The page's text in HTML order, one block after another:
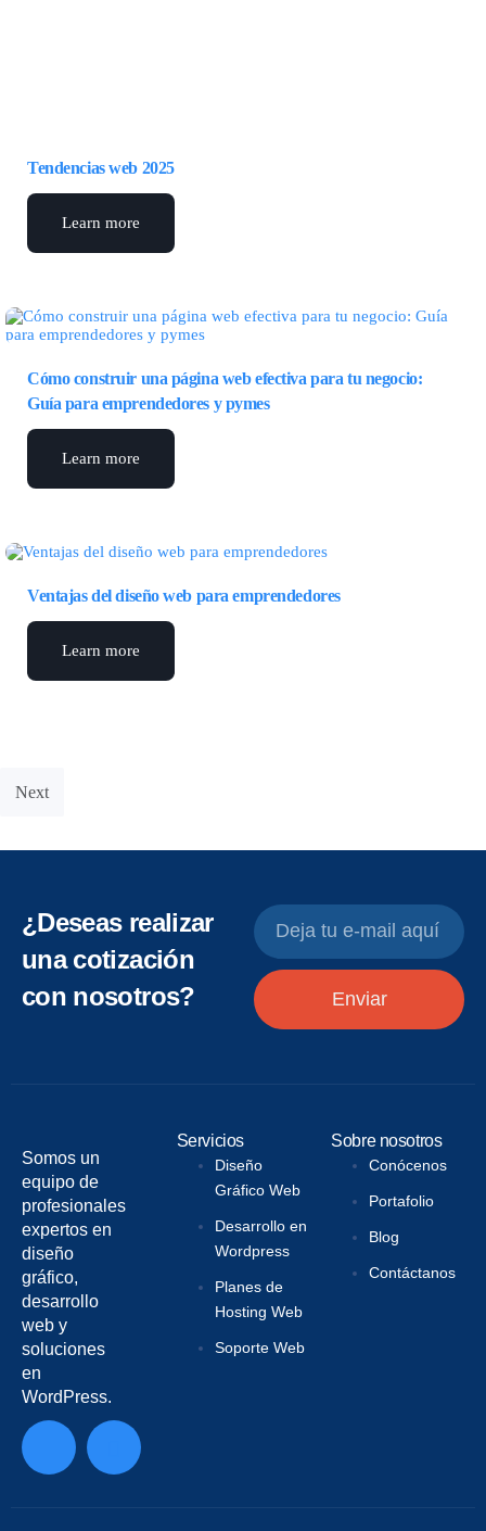
Tendencias web 2025
Learn more
Cómo construir una página web efectiva para tu negocio:
Guía para emprendedores y pymes
Learn more
Ventajas del diseño web para emprendedores
Learn more
Next
¿Deseas realizar
una cotización
con nosotros?
Enviar
Somos un
equipo de
profesionales
expertos en
diseño
gráfico,
desarrollo
web y
soluciones
en
WordPress.
Servicios
Diseño
Gráfico Web
Desarrollo en
Wordpress
Planes de
Hosting Web
Soporte Web
Sobre nosotros
Conócenos
Portafolio
Blog
Contáctanos